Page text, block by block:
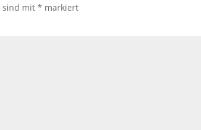
sind mit* markiert